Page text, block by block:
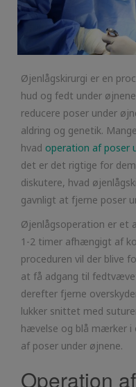
Øjenlågskirurgi er en
hud og fedt under
reducere poser under
aldring og genetik.
hvad operation af poser
det er det rigtige for
diskutere, hvad
gavnligt at fjerne poser
Øjenlågsoperation er et
1-2 timer afhængigt af
proceduren vil der blive
at få adgang til
derefter fjerne
lukker snittet med
hævelse og blå mærker i
af poser under øjnene.
Operation